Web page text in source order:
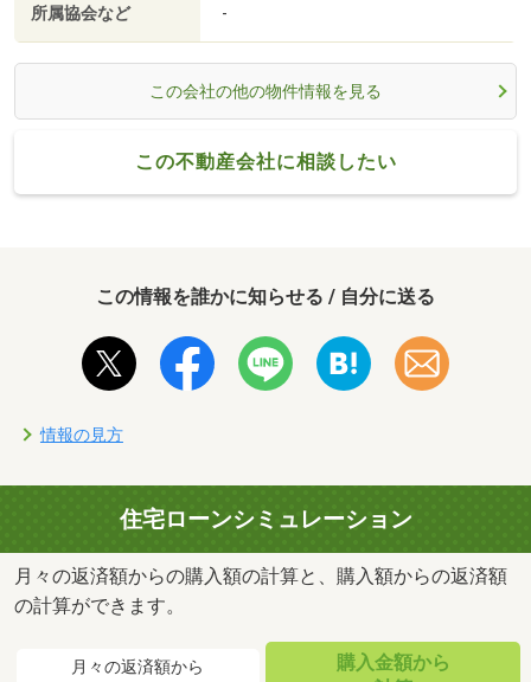
所属協会など -
この会社の他の物件情報を見る
この不動産会社に相談したい
この情報を誰かに知らせる / 自分に送る
情報の見方
住宅ローンシミュレーション
月々の返済額からの購入額の計算と、購入額からの返済額
の計算ができます。
月々の返済額から
購入金額から